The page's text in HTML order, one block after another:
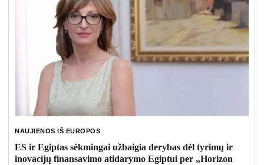
NAUJIENOS IŠ EUROPOS
ES ir Egiptas sėkmingai užbaigia derybas dėl tyrimų ir
inovacijų finansavimo atidarymo Egiptui per „Horizon